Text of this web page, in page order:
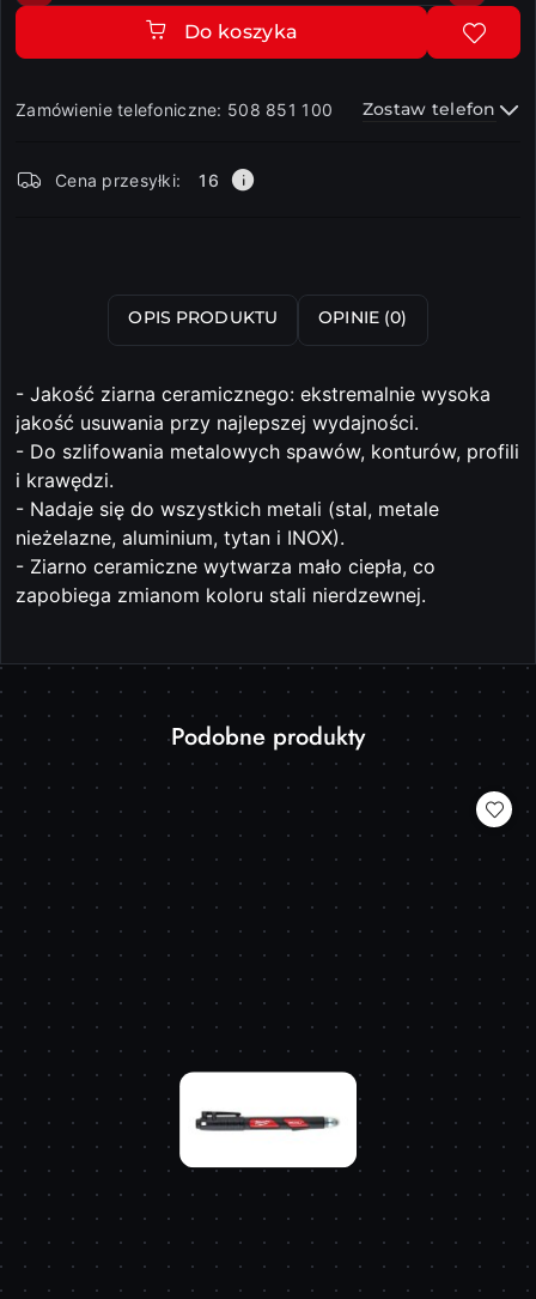
Do koszyka
Zamówienie telefoniczne: 508 851 100 Zostaw telefon
i
Cena przesyłki: 16
OPIS PRODUKTU OPINIE (0)
- Jakość ziarna ceramicznego: ekstremalnie wysoka
jakość usuwania przy najlepszej wydajności.
- Do szlifowania metalowych spawów, konturów, profili
i krawędzi.
- Nadaje się do wszystkich metali (stal, metale
nieżelazne, aluminium, tytan i INOX).
- Ziarno ceramiczne wytwarza mało ciepła, co
zapobiega zmianom koloru stali nierdzewnej.
Pomiń karuzelę produktów
Produkty
statusie:
Podobne produkty